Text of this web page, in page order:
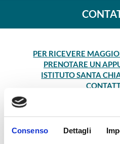
Consenso Dettagli
PER RICEVERE
PRENOTARE UN
ISTITUTO SANTA
Orari e contatti